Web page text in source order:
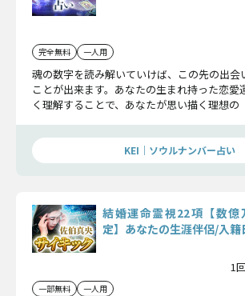
完全無料 一人用
魂の数字を読み解いていけば、この先の出会
ことが出来ます。あなたの生まれ持った恋愛
く理解することで、あなたが思い描く理想の
KEI｜ソウルナンバー占い
結婚運命霊視22項【数億
定】あなたの生涯伴侶/入籍
1
一部無料 一人用